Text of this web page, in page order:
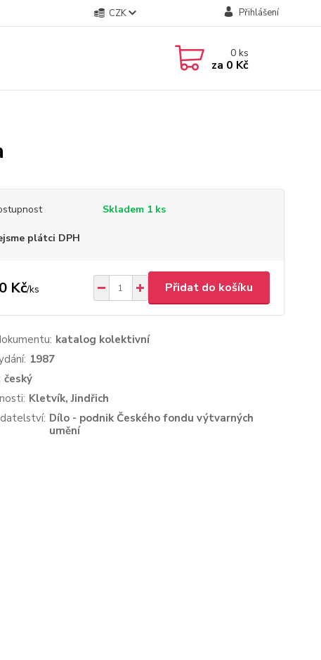
CZK Přihlášení
0ks
za 0 Kč
Skladem 1 ks
plátci DPH
Kč/ks Přidat do košíku
katalog kolektivní
1987
český
Kletvík, Jindřich
Dílo - podnik Českého fondu výtvarných
umění